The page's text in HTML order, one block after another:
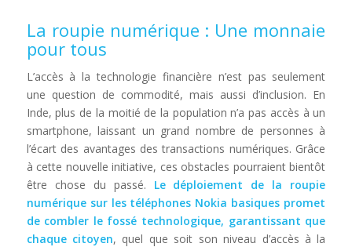
La roupie numérique : Une monnaie
pour tous
L’accès à la technologie financière n’est pas seulement
une question de commodité, mais aussi d’inclusion. En
Inde, plus de la moitié de la population n’a pas accès à un
smartphone, laissant un grand nombre de personnes à
l’écart des avantages des transactions numériques. Grâce
à cette nouvelle initiative, ces obstacles pourraient bientôt
être chose du passé. Le déploiement de la roupie
numérique sur les téléphones Nokia basiques promet
de combler le fossé technologique, garantissant que
chaque citoyen, quel que soit son niveau d’accès à la